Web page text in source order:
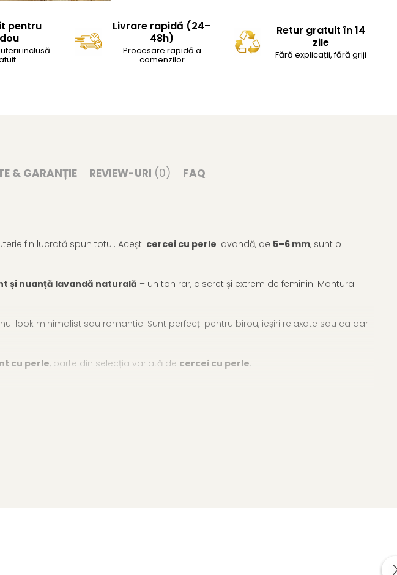
pentru
inclusă
Livrare rapidă (24–
48h)
Procesare rapidă a
comenzilor
Retur gratuit în 14
zile
Fără explicații, fără griji
& GARANȚIE REVIEW-URI (0) FAQ
fin lucrată spun totul. Acești cercei cu perle lavandă, de 5–6 mm, sunt o
și nuanță lavandă naturală – un ton rar, discret și extrem de feminin. Montura
look minimalist sau romantic. Sunt perfecți pentru birou, ieșiri relaxate sau ca dar
cu perle, parte din selecția variată de cercei cu perle.